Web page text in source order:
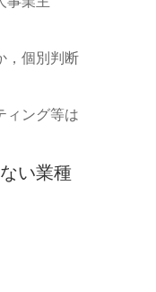
，個別判断
ィング等は
い業種